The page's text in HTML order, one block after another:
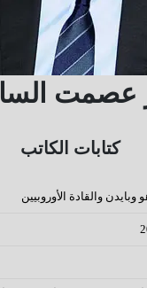
عصمت
كتابات الكاتب
وبايدن والقادة الأوروبيين